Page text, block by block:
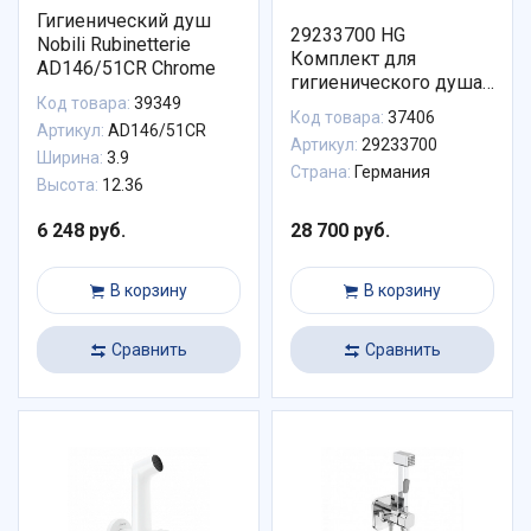
Гигиенический душ
Nobili Rubinetterie
AD146/51CR Chrome
Код товара: 39349
Артикул: AD146/51CR
Ширина: 3.9
Высота: 12.36
6 248 руб.
В корзину
Сравнить
29233700 HG
Комплект для
гигиенического душа
встроенный Bidette
1jet E со шлангом и
держателем, матовый
белый (внешняя
Код товара: 37406
Артикул: 29233700
Страна: Германия
28 700 руб.
В корзину
Сравнить